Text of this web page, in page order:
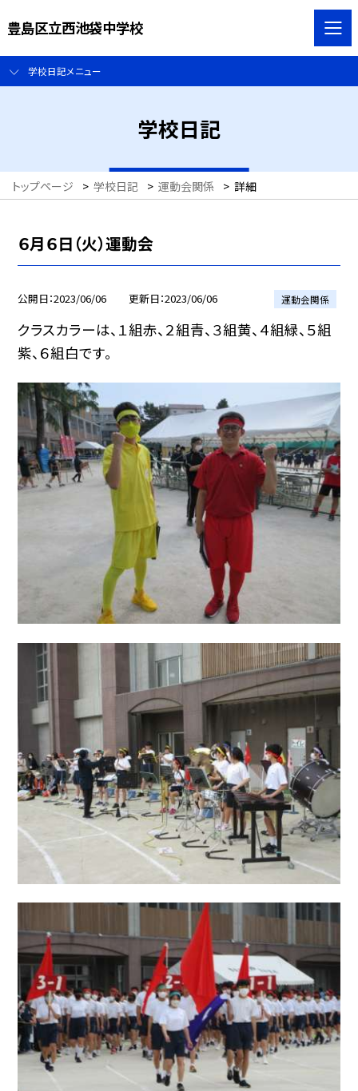
豊島区立西池袋中学校
学校日記メニュー
学校日記
トップページ > 学校日記 > 運動会関係 > 詳細
６月６日（火）運動会
公開日 2023/06/06 更新日 2023/06/06 運動会関係
クラスカラーは、１組赤、２組青、３組黄、４組緑、５組
紫、６組白です。